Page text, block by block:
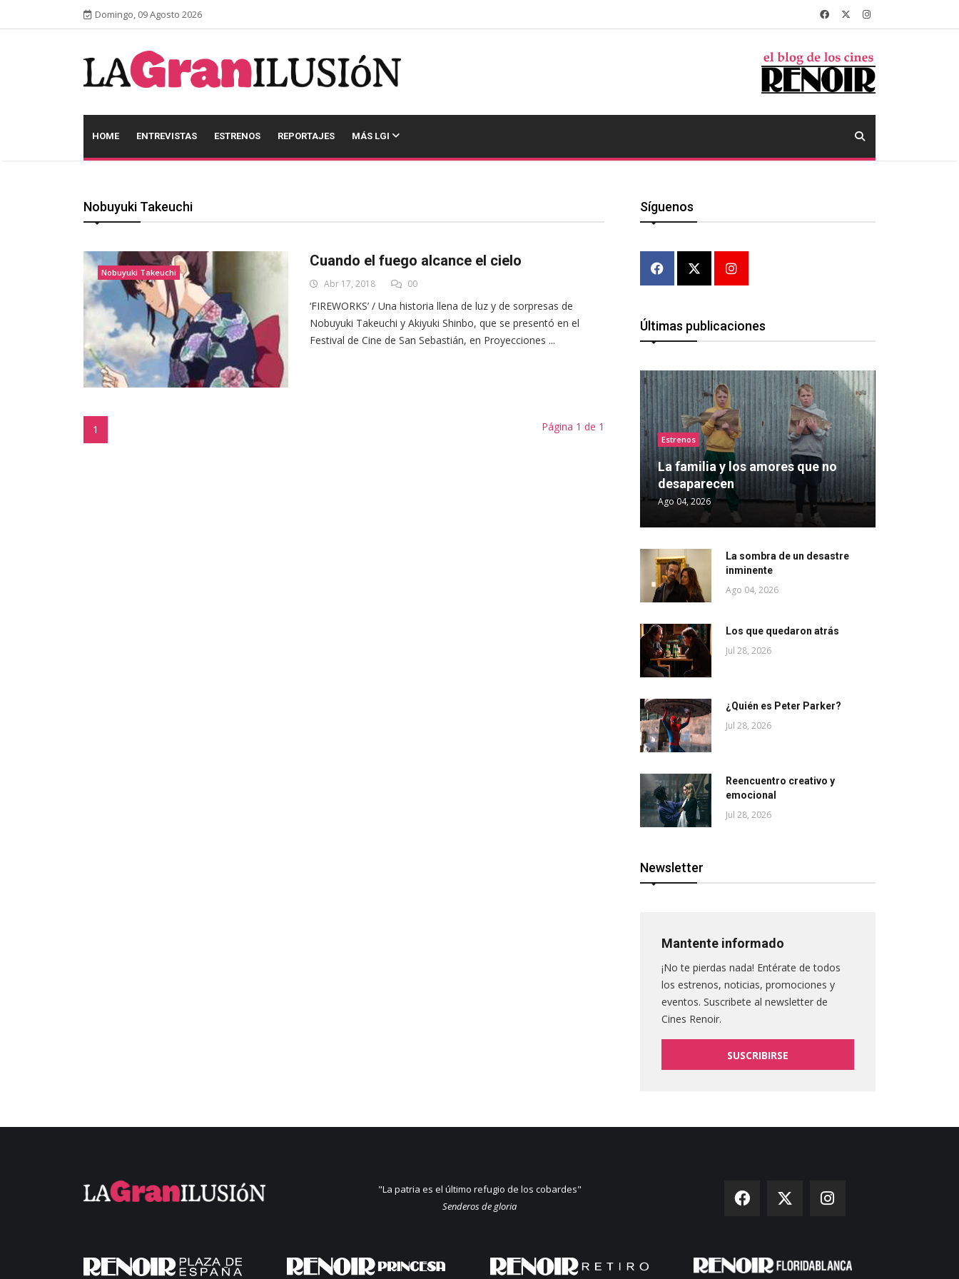
Domingo, 09 Agosto 2026
HOME ENTREVISTAS ESTRENOS REPORTAJES MÁS LGI
Nobuyuki Takeuchi
Nobuyuki Takeuchi
Cuando el fuego alcance el cielo
Abr 17, 2018 00
‘FIREWORKS’ / Una historia llena de luz y de sorpresas de
Nobuyuki Takeuchi y Akiyuki Shinbo, que se presentó en el
Festival de Cine de San Sebastián, en Proyecciones ...
1 Página 1 de 1
Síguenos
Últimas publicaciones
Estrenos
La familia y los amores que no
desaparecen
Ago 04, 2026
La sombra de un desastre
inminente
Ago 04, 2026
Los que quedaron atrás
Jul 28, 2026
¿Quién es Peter Parker?
Jul 28, 2026
Reencuentro creativo y
emocional
Jul 28, 2026
Newsletter
Mantente informado
¡No te pierdas nada! Entérate de todos
los estrenos, noticias, promociones y
eventos. Suscribete al newsletter de
Cines Renoir.
SUSCRIBIRSE
"La patria es el último refugio de los cobardes"
Senderos de gloria